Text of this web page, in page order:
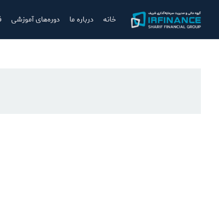
خانه درباره ما دوره‌های آموزشی